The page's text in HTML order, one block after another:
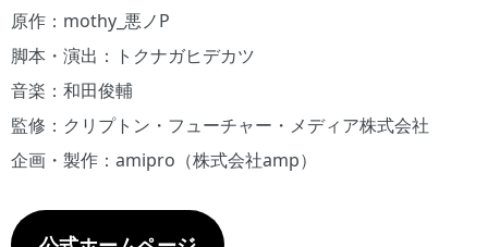
原作：mothy_悪ノP
脚本・演出：トクナガヒデカツ
音楽：和田俊輔
監修：クリプトン・フューチャー・メディア株式会社
企画・製作：amipro（株式会社amp）